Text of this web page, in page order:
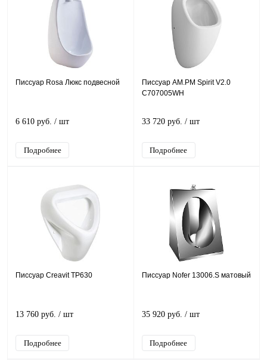
Писсуар Rosa Люкс подвесной
6 610 руб. / шт
Подробнее
Писсуар AM.PM Spirit V2.0
C707005WH
33 720 руб. / шт
Подробнее
Писсуар Creavit TP630
13 760 руб. / шт
Подробнее
Писсуар Nofer 13006.S матовый
35 920 руб. / шт
Подробнее